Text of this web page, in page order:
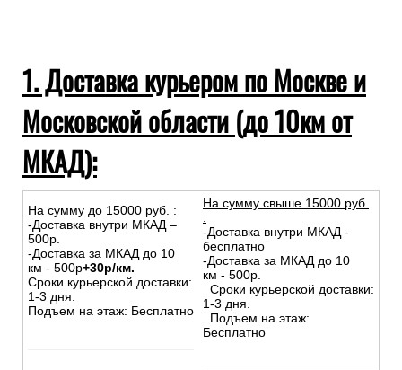
1. Доставка курьером по Москве и
Московской области (до 10км от
МКАД):
На сумму до 15000 руб. :
-Доставка внутри МКАД –
500р.
-Доставка за МКАД до 10
км - 500р+30р/км.
Сроки курьерской доставки:
1-3 дня.
Подъем на этаж: Бесплатно
На сумму свыше 15000 руб.
:
-Доставка внутри МКАД -
бесплатно
-Доставка за МКАД до 10
км - 500р.
Сроки курьерской доставки:
1-3 дня.
Подъем на этаж:
Бесплатно